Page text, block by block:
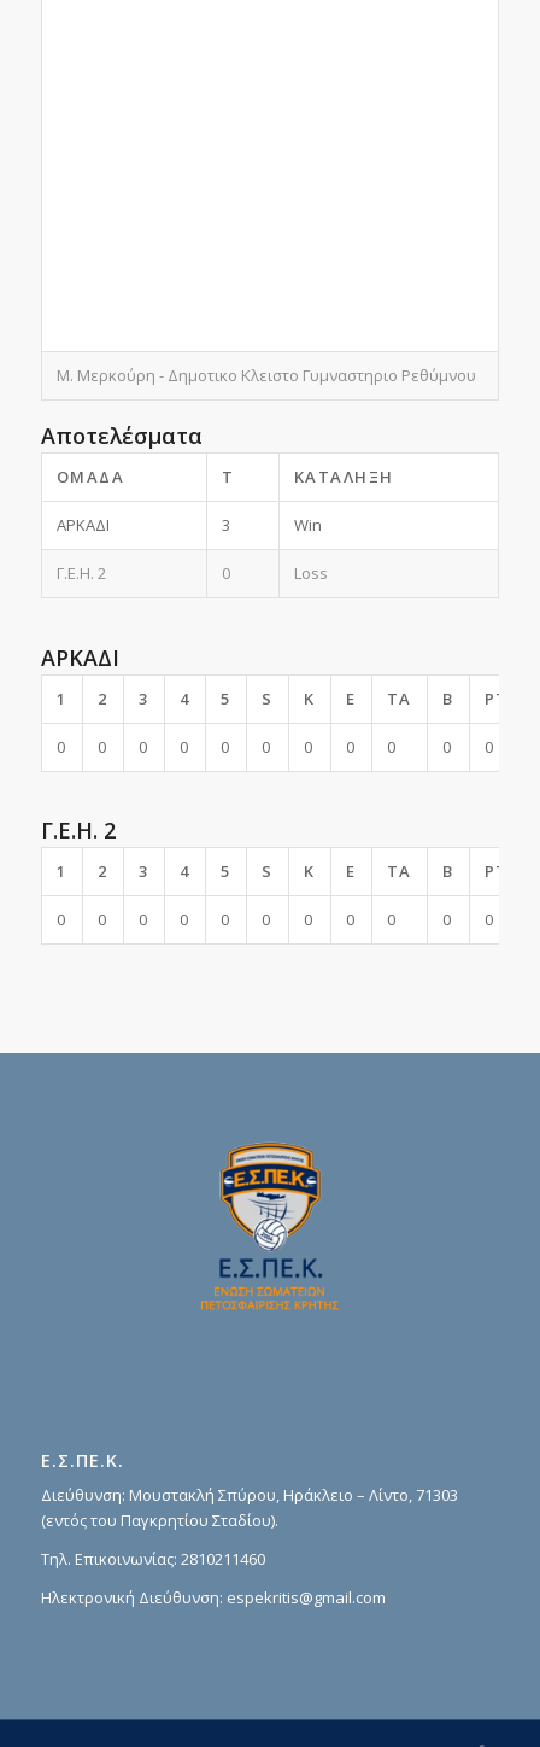
Μ. Μερκούρη - Δημοτικο Κλειστο Γυμναστηριο Ρεθύμνου
Αποτελέσματα
ΟΜΆΔΑ T ΚΑΤΆΛΗΞΗ
ΑΡΚΑΔΙ 3 Win
Γ.Ε.Η. 2 0 Loss
ΑΡΚΑΔΙ
1 2 3 4 5 S K E TA B PTS
0 0 0 0 0 0 0 0 0 0 0
Γ.Ε.Η. 2
1 2 3 4 5 S K E TA B PTS
0 0 0 0 0 0 0 0 0 0 0
Ε.Σ.ΠΕ.Κ.
Διεύθυνση: Μουστακλή Σπύρου, Ηράκλειο – Λίντο, 71303
(εντός του Παγκρητίου Σταδίου).
Τηλ. Επικοινωνίας: 2810211460
Ηλεκτρονική Διεύθυνση: espekritis@gmail.com